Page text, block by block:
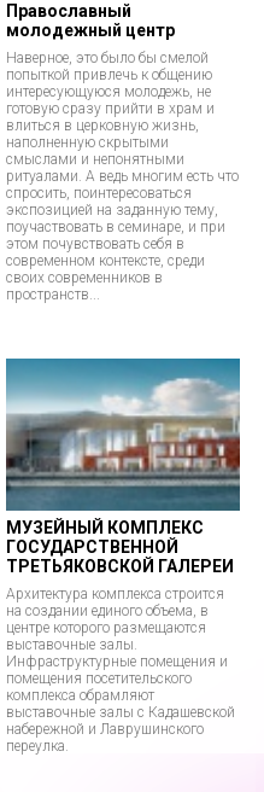
Православный
молодежный центр
Наверное, это было бы смелой
попыткой привлечь к общению
интересующуюся молодежь, не
готовую сразу прийти в храм и
влиться в церковную жизнь,
наполненную скрытыми
смыслами и непонятными
ритуалами. А ведь многим есть что
спросить, поинтересоваться
экспозицией на заданную тему,
поучаствовать в семинаре, и при
этом почувствовать себя в
современном контексте, среди
своих современников в
пространств...
МУЗЕЙНЫЙ КОМПЛЕКС
ГОСУДАРСТВЕННОЙ
ТРЕТЬЯКОВСКОЙ ГАЛЕРЕИ
Архитектура комплекса строится
на создании единого объема, в
центре которого размещаются
выставочные залы.
Инфраструктурные помещения и
помещения посетительского
комплекса обрамляют
выставочные залы с Кадашевской
набережной и Лаврушинского
переулка.